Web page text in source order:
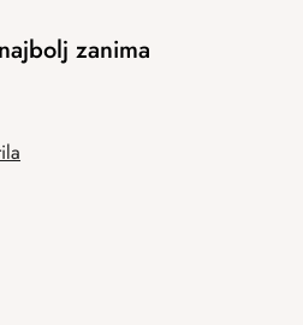
zanima